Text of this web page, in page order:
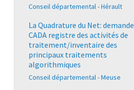
Conseil départemental - Hérault
La Quadrature du Net: demande
CADA registre des activités de
traitement/inventaire des
principaux traitements
algorithmiques
Conseil départemental - Meuse